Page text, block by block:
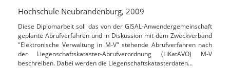
Hochschule Neubrandenburg, 2009
Diese Diplomarbeit soll das von der GISAL-Anwendergemeinschaft
geplante Abrufverfahren und in Diskussion mit dem Zweckverband
"Elektronische Verwaltung in M-V" stehende Abrufverfahren nach
der Liegenschaftskataster-Abrufverordnung (LiKatAVO) M-V
beschreiben. Dabei werden die Liegenschaftskatasterdaten…